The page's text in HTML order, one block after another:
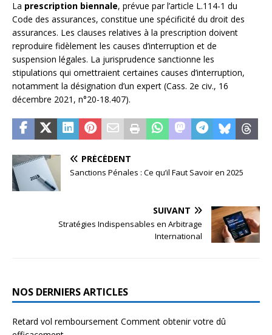
La prescription biennale, prévue par l’article L.114-1 du
Code des assurances, constitue une spécificité du droit des
assurances. Les clauses relatives à la prescription doivent
reproduire fidèlement les causes d’interruption et de
suspension légales. La jurisprudence sanctionne les
stipulations qui omettraient certaines causes d’interruption,
notamment la désignation d’un expert (Cass. 2e civ., 16
décembre 2021, n°20-18.407).
PRÉCÉDENT
Sanctions Pénales : Ce qu’il Faut Savoir en 2025
SUIVANT
Stratégies Indispensables en Arbitrage
International
NOS DERNIERS ARTICLES
Retard vol remboursement Comment obtenir votre dû